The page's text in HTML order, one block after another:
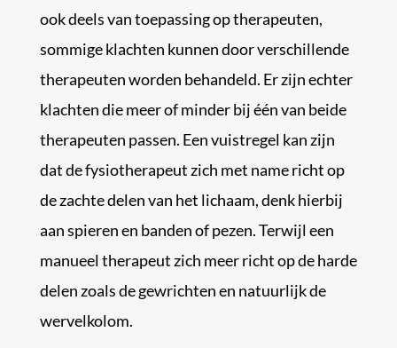
ook deels van toepassing op therapeuten,
sommige klachten kunnen door verschillende
therapeuten worden behandeld. Er zijn echter
klachten die meer of minder bij één van beide
therapeuten passen. Een vuistregel kan zijn
dat de fysiotherapeut zich met name richt op
de zachte delen van het lichaam, denk hierbij
aan spieren en banden of pezen. Terwijl een
manueel therapeut zich meer richt op de harde
delen zoals de gewrichten en natuurlijk de
wervelkolom.